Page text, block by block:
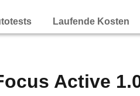
Laufende Kosten
Active